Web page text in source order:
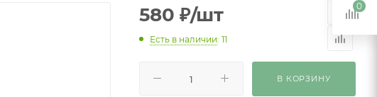
580 ₽/шт
Есть в наличии: 11
В КОРЗИНУ
0